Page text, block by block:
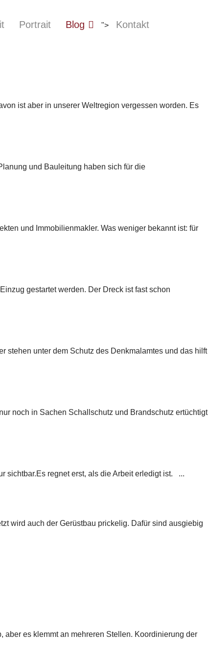
Portrait Blog "> Kontakt
ist aber in unserer Weltregion vergessen worden. Es
und Bauleitung haben sich für die
und Immobilienmakler. Was weniger bekannt ist: für
gestartet werden. Der Dreck ist fast schon
stehen unter dem Schutz des Denkmalamtes und das hilft
noch in Sachen Schallschutz und Brandschutz ertüchtigt
sichtbar.Es regnet erst, als die Arbeit erledigt ist. ...
wird auch der Gerüstbau prickelig. Dafür sind ausgiebig
aber es klemmt an mehreren Stellen. Koordinierung der